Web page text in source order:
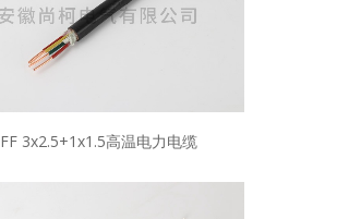
FF 3x2.5+1x1.5高温电力电缆